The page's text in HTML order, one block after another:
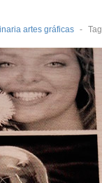
artes gráficas -